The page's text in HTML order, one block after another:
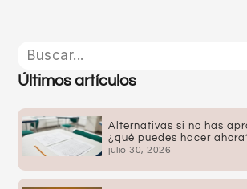
Últimos artículos
Alternativas si no has
¿qué puedes hacer
julio 30, 2026